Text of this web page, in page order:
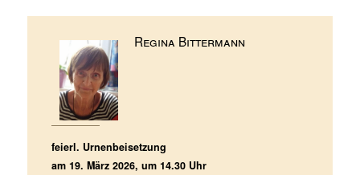
Regina Bittermann
feierl. Urnenbeisetzung
am 19. März 2026, um 14.30 Uhr